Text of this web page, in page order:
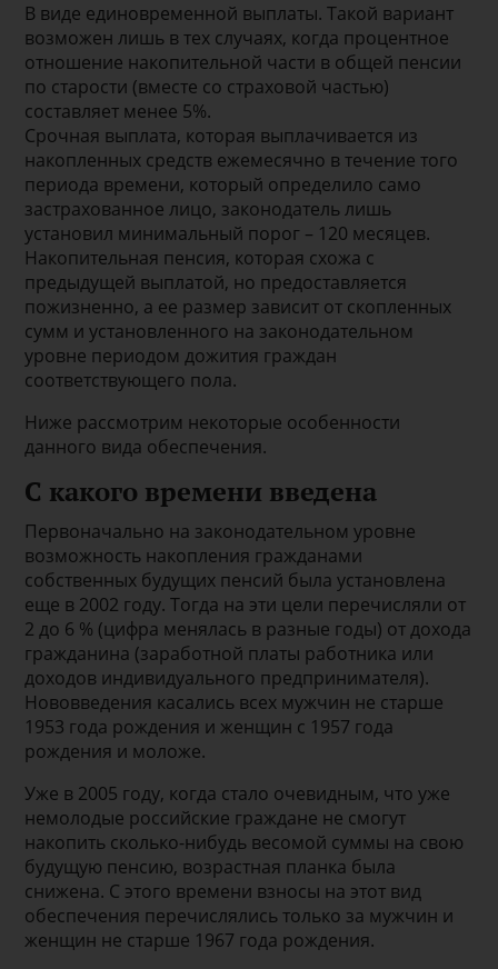
В виде единовременной выплаты. Такой вариант
возможен лишь в тех случаях, когда процентное
отношение накопительной части в общей пенсии
по старости (вместе со страховой частью)
составляет менее 5%.
Срочная выплата, которая выплачивается из
накопленных средств ежемесячно в течение того
периода времени, который определило само
застрахованное лицо, законодатель лишь
установил минимальный порог – 120 месяцев.
Накопительная пенсия, которая схожа с
предыдущей выплатой, но предоставляется
пожизненно, а ее размер зависит от скопленных
сумм и установленного на законодательном
уровне периодом дожития граждан
соответствующего пола.
Ниже рассмотрим некоторые особенности
данного вида обеспечения.
С какого времени введена
Первоначально на законодательном уровне
возможность накопления гражданами
собственных будущих пенсий была установлена
еще в 2002 году. Тогда на эти цели перечисляли от
2 до 6 % (цифра менялась в разные годы) от дохода
гражданина (заработной платы работника или
доходов индивидуального предпринимателя).
Нововведения касались всех мужчин не старше
1953 года рождения и женщин с 1957 года
рождения и моложе.
Уже в 2005 году, когда стало очевидным, что уже
немолодые российские граждане не смогут
накопить сколько-нибудь весомой суммы на свою
будущую пенсию, возрастная планка была
снижена. С этого времени взносы на этот вид
обеспечения перечислялись только за мужчин и
женщин не старше 1967 года рождения.